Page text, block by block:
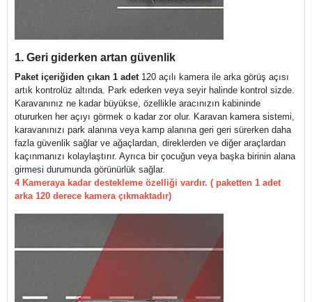
1. Geri giderken artan güvenlik
Paket içeriğiden çıkan 1 adet120 açılı kamera ile arka görüş açısı
artık kontrolüz altında. Park ederken veya seyir halinde kontrol sizde.
Karavanınız ne kadar büyükse, özellikle aracınızın kabininde
otururken her açıyı görmek o kadar zor olur. Karavan kamera sistemi,
karavanınızı park alanına veya kamp alanına geri geri sürerken daha
fazla güvenlik sağlar ve ağaçlardan, direklerden ve diğer araçlardan
kaçınmanızı kolaylaştırır. Ayrıca bir çocuğun veya başka birinin alana
girmesi durumunda görünürlük sağlar.
4 Kameraya kadar destekleme özelliği vardır. ( paketten 1 adet
arka 120 derece kamera çıkmaktadır)